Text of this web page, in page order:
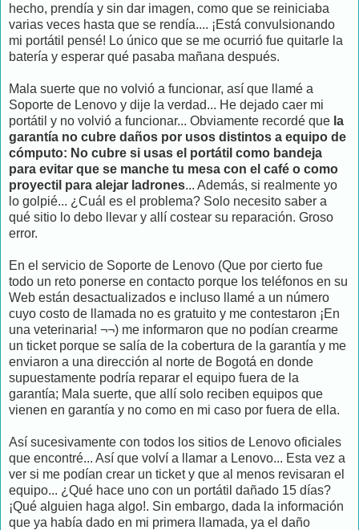
hecho, prendía y sin dar imagen, como que se reiniciaba
varias veces hasta que se rendía.... ¡Está convulsionando
mi portátil pensé! Lo único que se me ocurrió fue quitarle la
batería y esperar qué pasaba mañana después.
Mala suerte que no volvió a funcionar, así que llamé a
Soporte de Lenovo y dije la verdad... He dejado caer mi
portátil y no volvió a funcionar... Obviamente recordé que la
garantía no cubre daños por usos distintos a equipo de
cómputo: No cubre si usas el portátil como bandeja
para evitar que se manche tu mesa con el café o como
proyectil para alejar ladrones... Además, si realmente yo
lo golpié... ¿Cuál es el problema? Solo necesito saber a
qué sitio lo debo llevar y allí costear su reparación. Groso
error.
En el servicio de Soporte de Lenovo (Que por cierto fue
todo un reto ponerse en contacto porque los teléfonos en su
Web están desactualizados e incluso llamé a un número
cuyo costo de llamada no es gratuito y me contestaron ¡En
una veterinaria! ¬¬) me informaron que no podían crearme
un ticket porque se salía de la cobertura de la garantía y me
enviaron a una dirección al norte de Bogotá en donde
supuestamente podría reparar el equipo fuera de la
garantía; Mala suerte, que allí solo reciben equipos que
vienen en garantía y no como en mi caso por fuera de ella.
Así sucesivamente con todos los sitios de Lenovo oficiales
que encontré... Así que volví a llamar a Lenovo... Esta vez a
ver si me podían crear un ticket y que al menos revisaran el
equipo... ¿Qué hace uno con un portátil dañado 15 días?
¡Qué alguien haga algo!. Sin embargo, dada la información
que ya había dado en mi primera llamada, ya el daño